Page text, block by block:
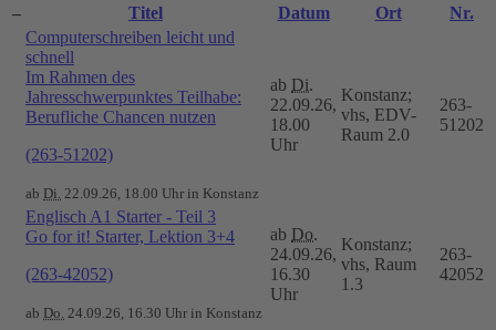
– Titel Datum Ort
Nr.
Computerschreiben leicht und
schnell
Im Rahmen des
Jahresschwerpunktes Teilhabe:
Berufliche Chancen nutzen
(263-51202)
ab Di. 22.09.26, 18.00 Uhr in Konstanz
ab Di.
22.09.26,
18.00
Uhr
Konstanz;
vhs, EDV-
Raum 2.0
263-
51202
Englisch A1 Starter - Teil 3
Go for it! Starter, Lektion 3+4
(263-42052)
ab Do. 24.09.26, 16.30 Uhr in Konstanz
ab Do.
24.09.26,
16.30
Uhr
Konstanz;
vhs, Raum
1.3
263-
42052